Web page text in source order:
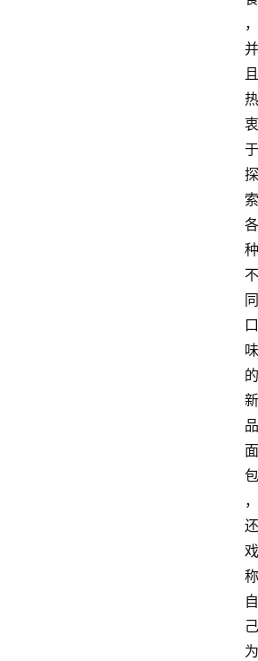
，
并
且
热
衷
于
探
索
各
种
不
同
口
味
的
新
品
面
包
，
还
戏
称
自
己
为